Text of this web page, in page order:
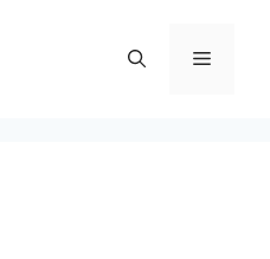
메